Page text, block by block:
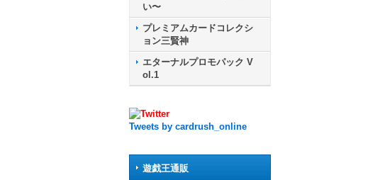
い〜
プレミアムカードコレクシ
ョン三賢神
エターナルプロモパック V
ol.1
Tweets by cardrush_online
遊戯王通販